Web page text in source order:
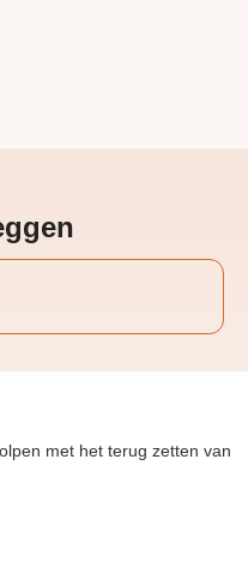
terug zetten van